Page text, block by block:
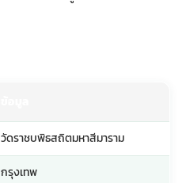
วัดราชบพิธสถิตมหาสีมาราม
กรุงเทพ